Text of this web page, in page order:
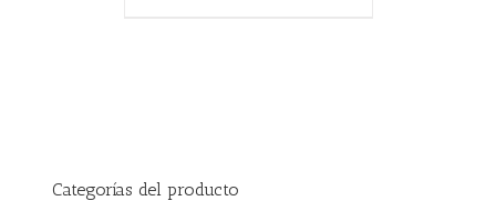
Categorías del producto